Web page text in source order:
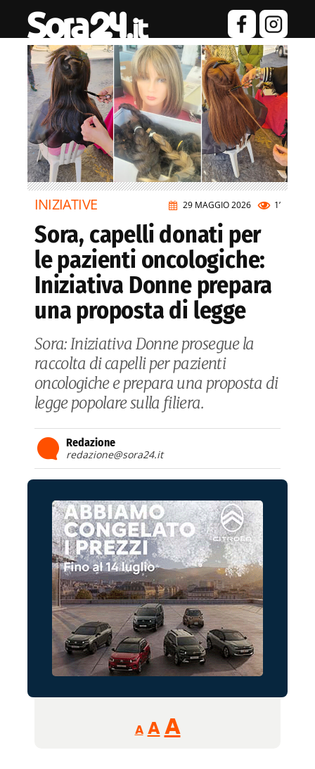
29 MAGGIO 2026 1’
INIZIATIVE
Sora, capelli donati per
le pazienti oncologiche:
Iniziativa Donne prepara
una proposta di legge
Sora: Iniziativa Donne prosegue la
raccolta di capelli per pazienti
oncologiche e prepara una proposta di
legge popolare sulla filiera.
Redazione
redazione@sora24.it
A
Reducir
tamaño
A Restablecer
tamaño
AAumentar